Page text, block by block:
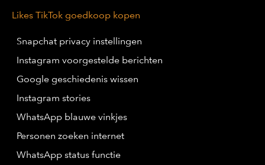
Likes TikTok goedkoop kopen
Snapchat privacy instellingen
Instagram voorgestelde berichten
Google geschiedenis wissen
Instagram stories
WhatsApp blauwe vinkjes
Personen zoeken internet
WhatsApp status functie